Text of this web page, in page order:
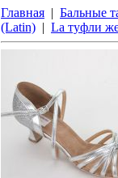
Главная | Бальные
(Latin) | La туфли